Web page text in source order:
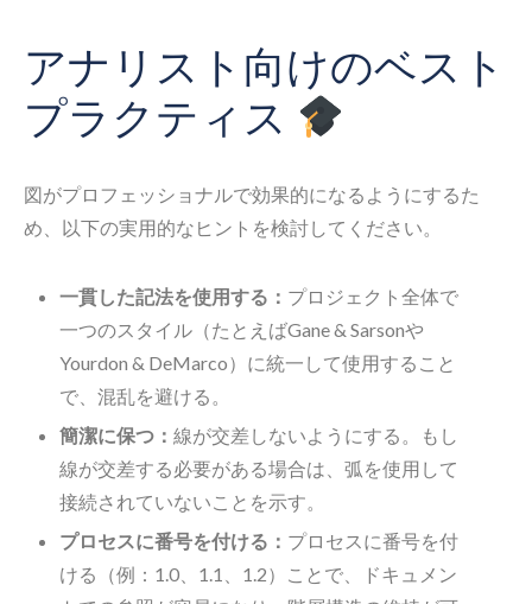
アナリスト向けのベスト
プラクティス
図がプロフェッショナルで効果的になるようにするた
め、以下の実用的なヒントを検討してください。
一貫した記法を使用する： プロジェクト全体で
一つのスタイル（たとえばGane & Sarsonや
Yourdon & DeMarco）に統一して使用すること
で、混乱を避ける。
簡潔に保つ： 線が交差しないようにする。もし
線が交差する必要がある場合は、弧を使用して
接続されていないことを示す。
プロセスに番号を付ける： プロセスに番号を付
ける（例：1.0、1.1、1.2）ことで、ドキュメン